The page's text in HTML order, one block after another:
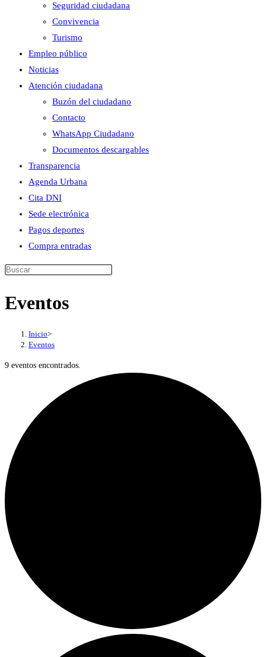
Seguridad ciudadana
Convivencia
Turismo
Empleo público
Noticias
Atención ciudadana
Buzón del ciudadano
Contacto
WhatsApp Ciudadano
Documentos descargables
Transparencia
Agenda Urbana
Cita DNI
Sede electrónica
Pagos deportes
Compra entradas
Buscar
esta
Eventos
Inicio>
Eventos
9 eventos encontrados.